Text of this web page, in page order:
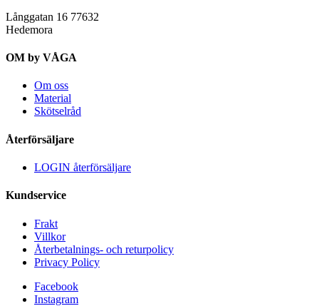
Långgatan 16 77632
Hedemora
OM by VÅGA
Om oss
Material
Skötselråd
Återförsäljare
LOGIN återförsäljare
Kundservice
Frakt
Villkor
Återbetalnings- och returpolicy
Privacy Policy
Facebook
Instagram